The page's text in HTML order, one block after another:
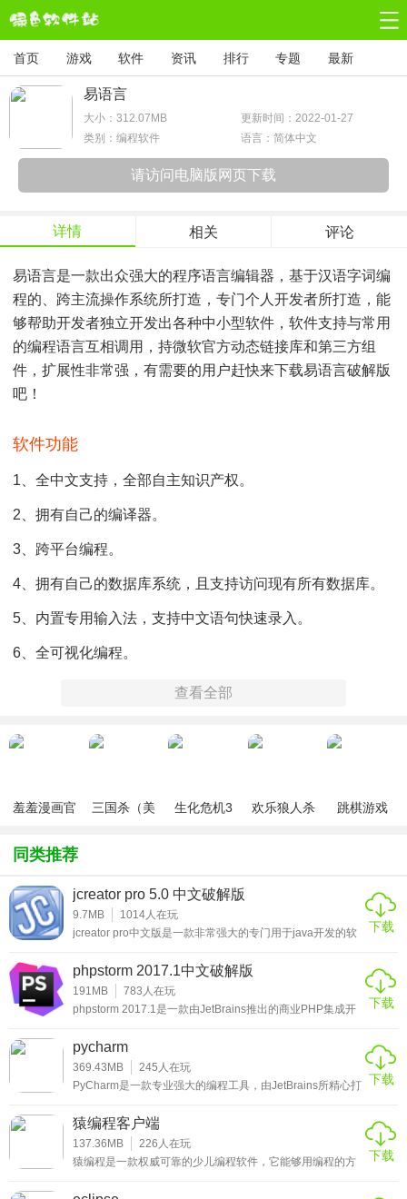
首页 游戏 软件 资讯 排行 专题 最新
易语言
大小： 312.07MB
更新时间：2022-01-27
类别：编程软件
语言：简体中文
请访问电脑版网页下载
详情 相关 评论
易语言是一款出众强大的程序语言编辑器，基于汉语字词编
程的、跨主流操作系统所打造，专门个人开发者所打造，能
够帮助开发者独立开发出各种中小型软件，软件支持与常用
的编程语言互相调用，持微软官方动态链接库和第三方组
件，扩展性非常强，有需要的用户赶快来下载易语言破解版
吧！
软件功能
1、全中文支持，全部自主知识产权。
2、拥有自己的编译器。
3、跨平台编程。
4、拥有自己的数据库系统，且支持访问现有所有数据库。
5、内置专用输入法，支持中文语句快速录入。
6、全可视化编程。
7、中文本土化特色的支持。
12、代码即为文档、源程序格式统一。
13、超强的程序编辑器。
14、多媒体功能支持强大。
15、完善的网络、端口通讯和互联网功能支持。
16、支持调用API底层函数。
18、可由易语言支持库无限扩充其功能。
20、强大的学习与帮助系统。
查看全部
羞羞漫画官
三国杀（美
生化危机3
欢乐狼人杀
跳棋游戏
同类推荐
jcreator pro 5.0 中文破解版
9.7MB 1014人在玩
jcreator pro中文版是一款非常强大的专门用于java开发的软
费一个免费，收费的自然是pro版，毕竟是专业版，而小编带
来的自然是功能完善的pro版，而且小编还带来了注册码让用
户免费使用需要的用户不要错过哦。很多开发java的用户都
会使用多重的java开发环境，这款jcreator pro中文版是非常
下载
phpstorm 2017.1中文破解版
191MB 783 人在玩
phpstorm 2017.1是一款由JetBrains推出的商业PHP集成开
于网站的开发设计工作，和用户们熟悉的Zend Studio一样，
这款PHP开发工具也是由java开发，所以用户不但能够在
windows上使用这款软件进行PHP的开发，也能够在Linux
和Mac上使用。phpstorm 2017.1目前已经支持最新的P
下载
pycharm
369.43MB 245 人在玩
PyCharm是一款专业强大的编程工具，由JetBrains所精心打
调试、单元测试、版本控制等功能，并且这些功能可以在先
进代码分析程序的支持下，帮助开发人员更好的使用
PyCharm软件，有需要的用户赶快来下载pycharm中文版
吧！
下载
猿编程客户端
137.36MB 226 人在玩
猿编程是一款权威可靠的少儿编程软件，它能够用编程的方
避开枯燥的程序语言，让孩子提升对编程的学习兴趣，对于
下载